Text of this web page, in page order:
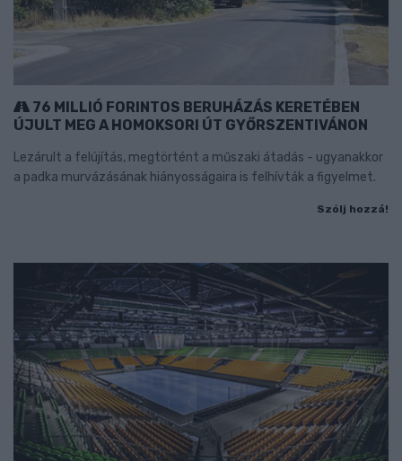
76 MILLIÓ FORINTOS BERUHÁZÁS KERETÉBEN
ÚJULT MEG A HOMOKSORI ÚT GYŐRSZENTIVÁNON
Lezárult a felújítás, megtörtént a műszaki átadás - ugyanakkor
a padka murvázásának hiányosságaira is felhívták a figyelmet.
Szólj hozzá!